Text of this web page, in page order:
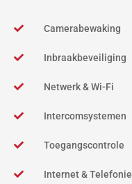
Camerabewaking
Inbraakbeveiliging
Netwerk & Wi-Fi
Intercomsystemen
Toegangscontrole
Internet & Telefonie